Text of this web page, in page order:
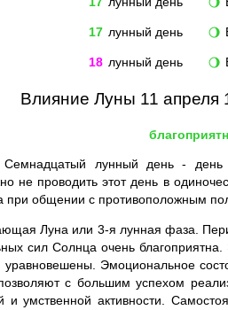
17 лунный день 🌖
18 лунный день 🌖
Влияние Луны 11 апреля
лунный день -
не проводить этот день в
при общении с противоположным
Луна или 3-я лунная фаза.
сил Солнца очень
уравновешены. Эмоциональное
с большим успехом
и умственной активности.